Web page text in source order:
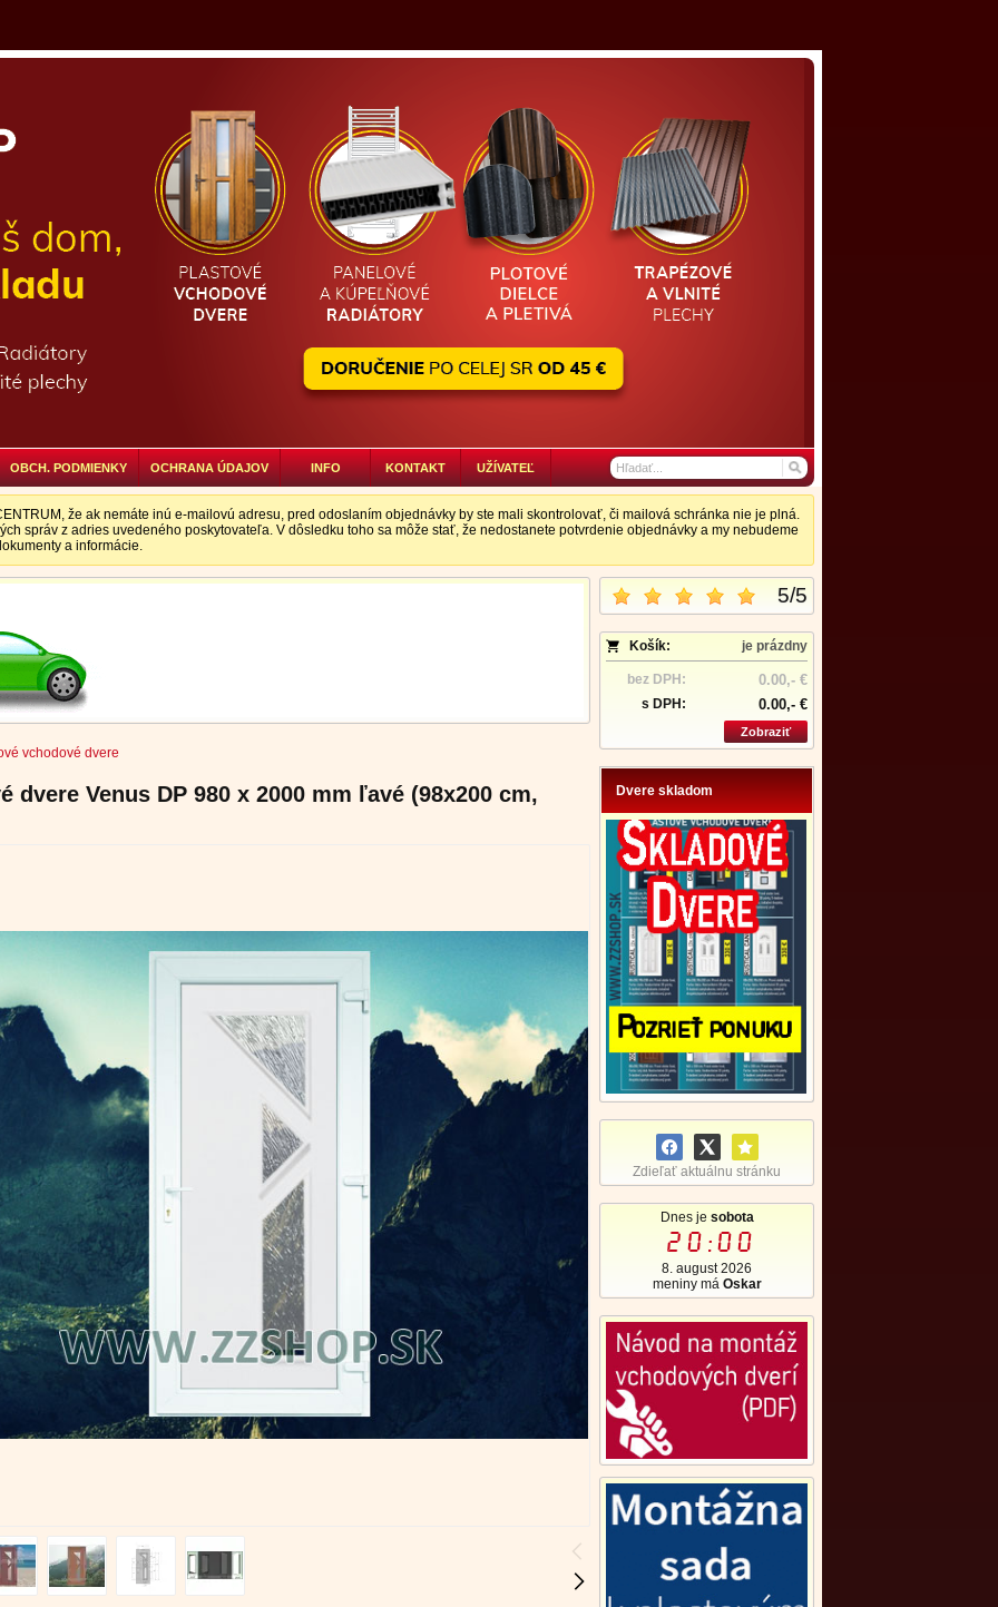
OBCH. PODMIENKY OCHRANA ÚDAJOV INFO KONTAKT UŽÍVATEĽ
že ak nemáte inú e-mailovú adresu, pred odoslaním objednávky by ste mali skontrolovať, či mailová schránka nie je plná.
správ z adries uvedeného poskytovateľa. V dôsledku toho sa môže stať, že nedostanete potvrdenie objednávky a my nebudeme
a informácie.
5/5
Košík: je prázdny
bez DPH: 0.00,- €
s DPH: 0.00,- €
Zobraziť
Dvere skladom
Zdieľať aktuálnu stránku
Dnes je sobota
20:00
8. august 2026
meniny má Oskar
vchodové dvere
dvere Venus DP 980 x 2000 mm ľavé (98x200 cm,